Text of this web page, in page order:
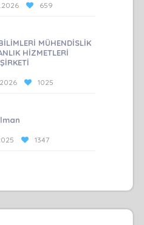
659
MÜHENDİSLİK
HİZMETLERİ
1025
1347